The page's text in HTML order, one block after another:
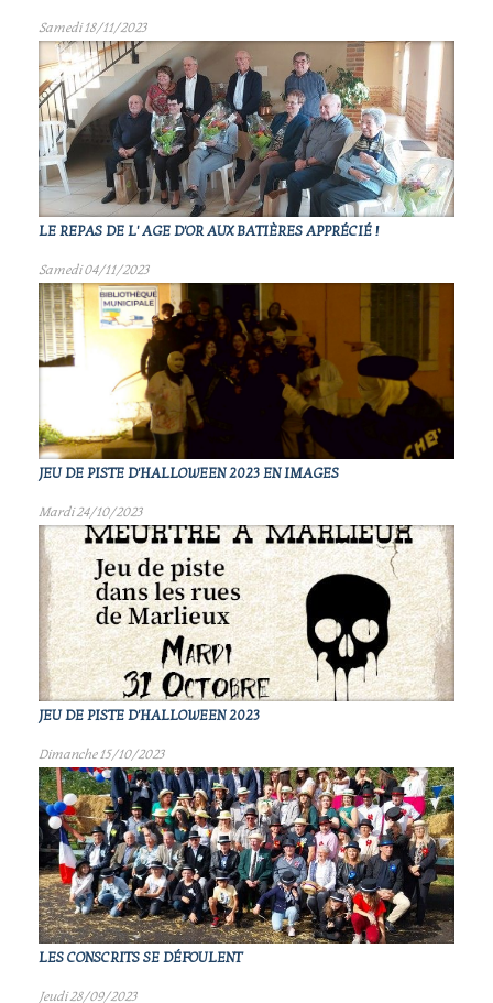
Samedi 18/11/2023
LE REPAS DE L' AGE D'OR AUX BATIÈRES APPRÉCIÉ !
Samedi 04/11/2023
JEU DE PISTE D'HALLOWEEN 2023 EN IMAGES
Mardi 24/10/2023
JEU DE PISTE D'HALLOWEEN 2023
Dimanche 15/10/2023
LES CONSCRITS SE DÉFOULENT
Jeudi 28/09/2023